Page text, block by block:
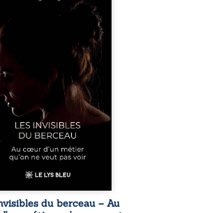
auxquels nous confions
? Derrière la
apparente des
d’accueil se joue une
que nul ne soupçonne :
dérisoires,
épuisement,
écrasantes… À
des témoignages
et sa propre
Magali Vogel lève
sur les coulisses d’une ...
du berceau – Au